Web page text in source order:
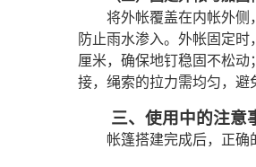
将外帐覆盖在内帐外侧
防止雨水渗入。外帐固定
厘米，确保地钉稳固不松
接，绳索的拉力需均匀，避
三、使用中的注意
帐篷搭建完成后，正确